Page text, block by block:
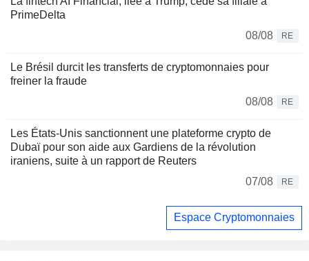
PrimeDelta
08/08
RE
Le Brésil durcit les transferts de cryptomonnaies pour
freiner la fraude
08/08
RE
Les États-Unis sanctionnent une plateforme crypto de
Dubaï pour son aide aux Gardiens de la révolution
iraniens, suite à un rapport de Reuters
07/08
RE
Espace Cryptomonnaies